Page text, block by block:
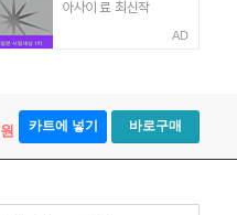
AD
원 카트에 넣기 바로구매